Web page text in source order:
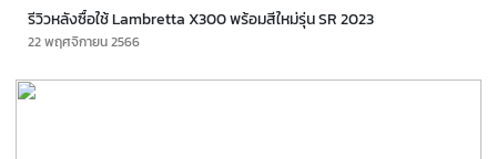
รีวิวหลังซื้อใช้ Lambretta X300 พร้อมสีใหม่รุ่น SR 2023
22 พฤศจิกายน 2566